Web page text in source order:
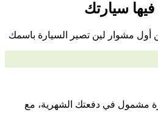
سيارتك
أول مشوار لين تصير السيارة باسمك
مشمول في دفعتك الشهرية، مع